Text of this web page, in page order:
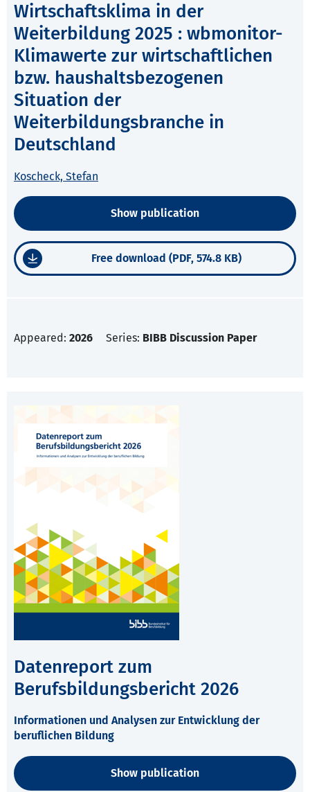
Wirtschaftsklima in der
Weiterbildung 2025 : wbmonitor-
Klimawerte zur wirtschaftlichen
bzw. haushaltsbezogenen
Situation der
Weiterbildungsbranche in
Deutschland
Koscheck, Stefan
Show publication
Free download (PDF, 574.8 KB)
Appeared: 2026 Series: BIBB Discussion Paper
Datenreport zum
Berufsbildungsbericht 2026
Informationen und Analysen zur Entwicklung der
beruflichen Bildung
Show publication